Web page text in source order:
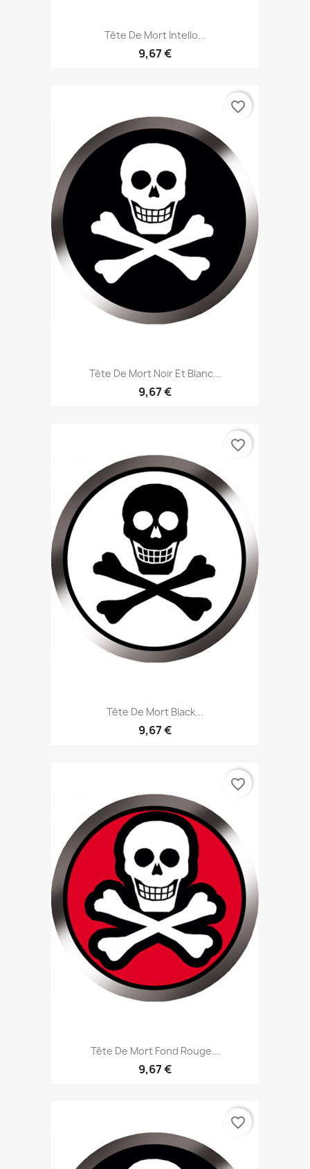
Tête De Mort Intello...
9,67 €
Tête De Mort Noir Et Blanc...
9,67 €
favorite_border
Tête De Mort Black...
9,67 €
favorite_border
Tête De Mort Fond Rouge...
9,67 €
favorite_border
favorite_border